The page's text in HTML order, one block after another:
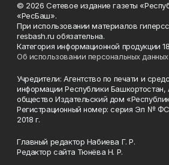
© 2026 Сетевое издание газеты
«РесБаш».
При использовании материалов
resbash.ru обязательна.
Категория информационной продукции
Об использовании персональных данных
Учредители: Агентство по печати и
информации Республики Башкортостан,
общество Издательский дом
Регистрационный номер: серия Эл №
2018 г.
Главный редактор Набиева Г. Р.
Редактор сайта Тюнёва Н. Р.